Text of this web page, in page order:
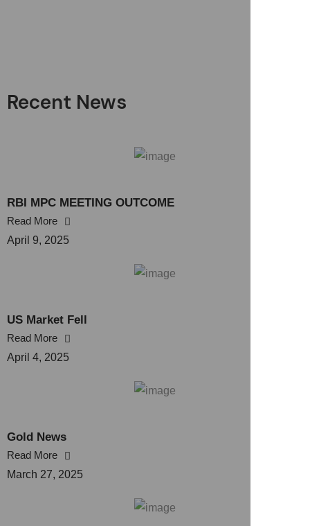
Recent News
RBI MPC MEETING OUTCOME
Read More
April 9, 2025
US Market Fell
Read More
April 4, 2025
Gold News
Read More
March 27, 2025